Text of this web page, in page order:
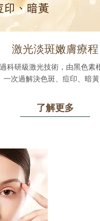
激光淡斑嫩膚療程
科研級激光技術，由黑色素
一次過解決色斑、痘印、暗黃
了解更多